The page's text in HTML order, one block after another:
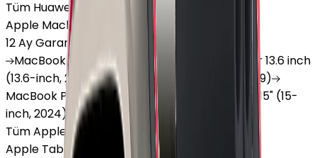
Tüm Huawei Tablet'ler
Apple Macbook
12 Ay Garanti
MacBookAir 13" (13-inch, 2020) MacBook
Air 13.6 inch
(13.6-inch, 2022) MacBookAir 13" (13-inch, 2019)
MacBook Pro 16" (16-inch, 2019)
Air 15" (15-
inch, 2024)
MacBook Air 13"
Tüm Apple Macbook'lar
Apple Tablet